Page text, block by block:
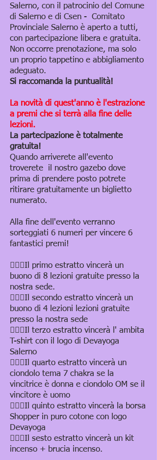
Salerno, con il patrocinio del Comune
di Salerno e di Csen - Comitato
Provinciale Salerno è aperto a tutti,
con partecipazione libera e gratuita.
Non occorre prenotazione, ma solo
un proprio tappetino e abbigliamento
adeguato.
Si raccomanda la puntualità!
La novità di quest'anno è l'estrazione
a premi che si terrà alla fine delle
lezioni.
La partecipazione è totalmente
gratuita!
Quando arriverete all'evento
troverete il nostro gazebo dove
prima di prendere posto potrete
ritirare gratuitamente un biglietto
numerato.
Alla fine dell'evento verranno
sorteggiati 6 numeri per vincere 6
fantastici premi!
🧘🏻‍♀️Il primo estratto vincerà un
buono di 8 lezioni gratuite presso la
nostra sede.
🧘🏻‍♀️Il secondo estratto vincerà un
buono di 4 lezioni lezioni gratuite
presso la nostra sede
🧘🏻‍♀️Il terzo estratto vincerà l' ambita
T-shirt con il logo di Devayoga
Salerno
🧘🏻‍♀️Il quarto estratto vincerà un
ciondolo tema 7 chakra se la
vincitrice è donna e ciondolo OM se il
vincitore è uomo
🧘🏻‍♀️Il quinto estratto vincerà la borsa
Shopper in puro cotone con logo
Devayoga
🧘🏻‍♀️Il sesto estratto vincerà un kit
incenso + brucia incenso.